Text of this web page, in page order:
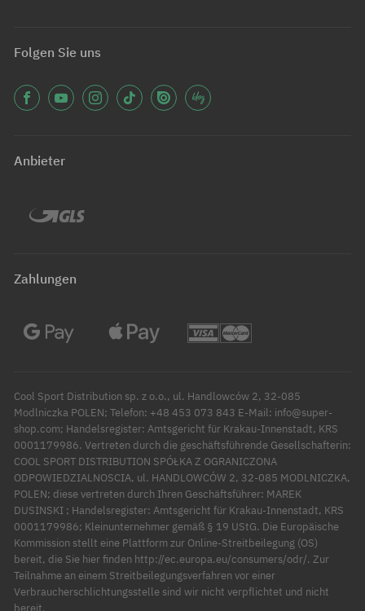
Folgen Sie uns
Anbieter
Zahlungen
Cool Sport Distribution sp. z o.o., ul. Handlowców 2, 32-085
Modlniczka POLEN; Telefon: +48 453 073 843 E-Mail: info@super-
shop.com; Handelsregister: Amtsgericht für Krakau-Innenstadt, KRS
0001179986. Vertreten durch die geschäftsführende Gesellschafterin:
COOL SPORT DISTRIBUTION SPÓŁKA Z OGRANICZONA
ODPOWIEDZIALNOSCIA, ul. HANDLOWCÓW 2, 32-085 MODLNICZKA,
POLEN; diese vertreten durch Ihren Geschäftsführer: MAREK
DUSINSKI ; Handelsregister: Amtsgericht für Krakau-Innenstadt, KRS
0001179986; Kleinunternehmer gemäß § 19 UStG. Die Europäische
Kommission stellt eine Plattform zur Online-Streitbeilegung (OS)
bereit, die Sie hier finden http://ec.europa.eu/consumers/odr/. Zur
Teilnahme an einem Streitbeilegungsverfahren vor einer
Verbraucherschlichtungsstelle sind wir nicht verpflichtet und nicht
bereit.